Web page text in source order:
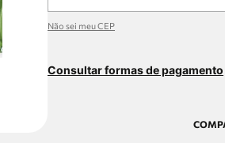
Não sei meu CEP
Consultar formas de pagamento